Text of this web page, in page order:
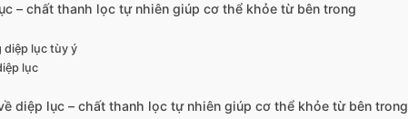
– chất thanh lọc tự nhiên giúp cơ thể khỏe từ bên trong
lục tùy ý
lục
diệp lục – chất thanh lọc tự nhiên giúp cơ thể khỏe từ bên trong